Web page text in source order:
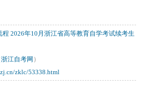
程 2026年10月浙江省高等教育自学考试续考生
浙江自考网 ）
zklc/53338.html